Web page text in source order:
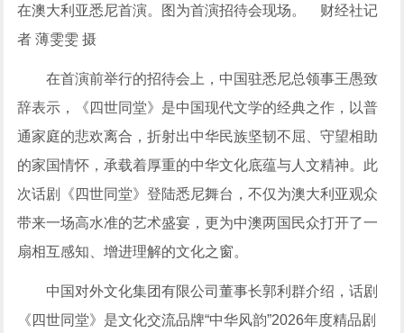
在澳大利亚悉尼首演。图为首演招待会现场。 财经社记
者 薄雯雯 摄
在首演前举行的招待会上，中国驻悉尼总领事王愚致
辞表示，《四世同堂》是中国现代文学的经典之作，以普
通家庭的悲欢离合，折射出中华民族坚韧不屈、守望相助
的家国情怀，承载着厚重的中华文化底蕴与人文精神。此
次话剧《四世同堂》登陆悉尼舞台，不仅为澳大利亚观众
带来一场高水准的艺术盛宴，更为中澳两国民众打开了一
扇相互感知、增进理解的文化之窗。
中国对外文化集团有限公司董事长郭利群介绍，话剧
《四世同堂》是文化交流品牌“中华风韵”2026年度精品剧